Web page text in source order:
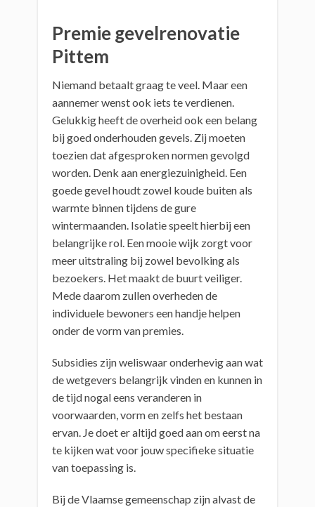
Premie gevelrenovatie
Pittem
Niemand betaalt graag te veel. Maar een
aannemer wenst ook iets te verdienen.
Gelukkig heeft de overheid ook een belang
bij goed onderhouden gevels. Zij moeten
toezien dat afgesproken normen gevolgd
worden. Denk aan energiezuinigheid. Een
goede gevel houdt zowel koude buiten als
warmte binnen tijdens de gure
wintermaanden. Isolatie speelt hierbij een
belangrijke rol. Een mooie wijk zorgt voor
meer uitstraling bij zowel bevolking als
bezoekers. Het maakt de buurt veiliger.
Mede daarom zullen overheden de
individuele bewoners een handje helpen
onder de vorm van premies.
Subsidies zijn weliswaar onderhevig aan wat
de wetgevers belangrijk vinden en kunnen in
de tijd nogal eens veranderen in
voorwaarden, vorm en zelfs het bestaan
ervan. Je doet er altijd goed aan om eerst na
te kijken wat voor jouw specifieke situatie
van toepassing is.
Bij de Vlaamse gemeenschap zijn alvast de